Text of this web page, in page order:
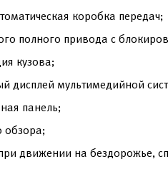
коробка передач;
полного привода с
кузова;
дисплей мультимедийной
панель;
обзора;
движении на бездорожье,